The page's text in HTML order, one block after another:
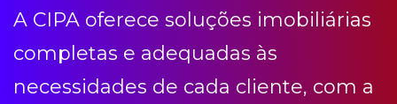
administradora que alia tecnologia e
experiência pode proporcionar.